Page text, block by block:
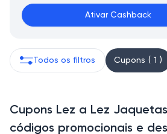
Ativar Cashback
Todos os filtros Cupons ( 1 )
Cupons Lez a Lez
códigos promocionais e